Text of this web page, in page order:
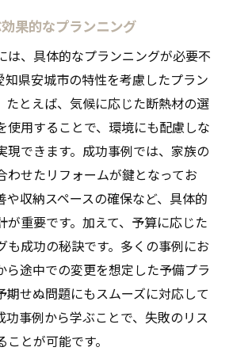
で実現する省エネ住宅
自然を取り入れたリフォーム
フォームで実現する新しい暮ら
で変える暮らしのスタイル
習慣を支える設計のヒント
で実現するワークライフバラン
取り入れた新しい暮らし
で叶える持続可能な生活
の住まいを実現する方法
を引き出すリフォームのアイデ
果的なプランニング
は、具体的なプランニングが必要不
知県安城市の特性を考慮したプラン
たとえば、気候に応じた断熱材の選
使用することで、環境にも配慮しな
現できます。成功事例では、家族の
わせたリフォームが鍵となってお
や収納スペースの確保など、具体的
が重要です。加えて、予算に応じた
も成功の秘訣です。多くの事例にお
ら途中での変更を想定した予備プラ
期せぬ問題にもスムーズに対応して
功事例から学ぶことで、失敗のリス
とが可能です。